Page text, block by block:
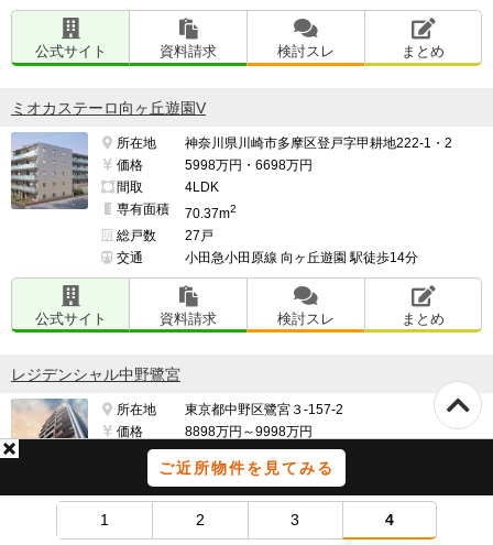
ご近所物件を見てみる
1 2 3 4
公式サイト 資料請求 検討スレ まとめ
ミオカステーロ向ヶ丘遊園V
所在地
神奈川県川崎市多摩区登戸字甲耕地222-1・2
価格
5998万円・6698万円
間取
4LDK
専有面積
70.37m2
総戸数
27戸
交通
小田急小田原線 向ヶ丘遊園 駅徒歩14分
公式サイト 資料請求 検討スレ まとめ
レジデンシャル中野鷺宮
所在地
東京都中野区鷺宮３-157-2
価格
8898万円～9998万円
3LDK
専有面積
63.58m 2 ～70.03m 2
総戸数
41戸
西武新宿線 鷺ノ宮 駅徒歩6分